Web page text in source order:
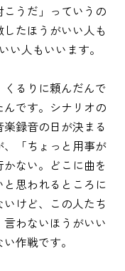
うだ」っていうの
たほうがいい人も
い人もいいます。
くるりに頼んだんで
です。シナリオの
録音の日が決まる
、「ちょっと用事が
ない。どこに曲を
思われるところに
けど、この人たち
わないほうがいい
作戦です。